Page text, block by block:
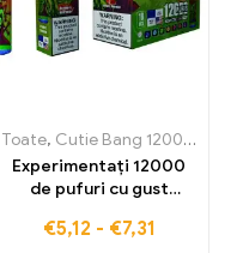
Țigarete electronice de unică
Toate, Cutie Bang 12000 Pufuri
Experimentați 12000
de pufuri cu gust
și pepene roșu cu Bang
€5,12 - €7,31